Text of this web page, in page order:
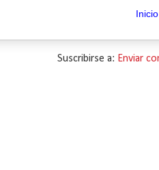
Inicio
Suscribirse a: Enviar